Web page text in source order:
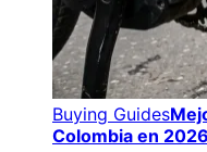
Buying Guides
Colombia en 2026